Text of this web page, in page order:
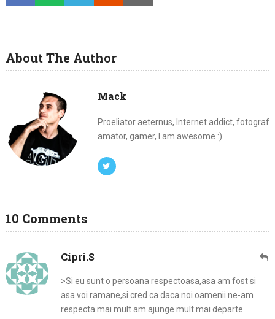
About The Author
Mack
Proeliator aeternus, Internet addict, fotograf
amator, gamer, I am awesome :)
10 Comments
Cipri.S
>Si eu sunt o persoana respectoasa,asa am fost si
asa voi ramane,si cred ca daca noi oamenii ne-am
respecta mai mult am ajunge mult mai departe.